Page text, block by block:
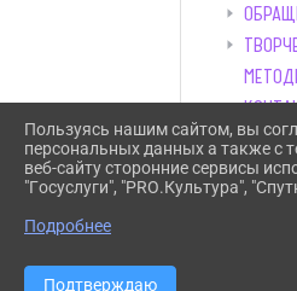
Пользуясь нашим сайтом, вы
персональных данных а также с
веб-сайту сторонние сервисы
"Госуслуги", "PRO.Культура",
Подробнее
Подтверждаю